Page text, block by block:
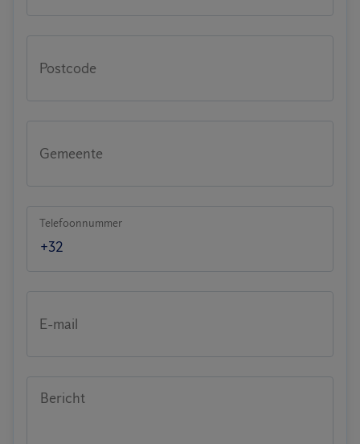
Postcode
Gemeente
Telefoonnummer
E-mail
Bericht